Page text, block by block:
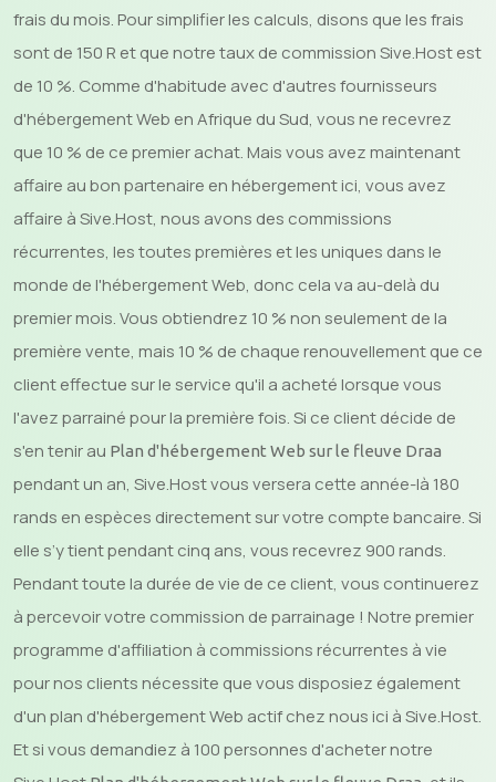
frais du mois. Pour simplifier les calculs, disons que les frais
sont de 150 R et que notre taux de commission Sive.Host est
de 10 %. Comme d'habitude avec d'autres fournisseurs
d'hébergement Web en Afrique du Sud, vous ne recevrez
que 10 % de ce premier achat. Mais vous avez maintenant
affaire au bon partenaire en hébergement ici, vous avez
affaire à Sive.Host, nous avons des commissions
récurrentes, les toutes premières et les uniques dans le
monde de l'hébergement Web, donc cela va au-delà du
premier mois. Vous obtiendrez 10 % non seulement de la
première vente, mais 10 % de chaque renouvellement que ce
client effectue sur le service qu'il a acheté lorsque vous
l'avez parrainé pour la première fois. Si ce client décide de
s'en tenir au Plan d'hébergement Web sur le fleuve Draa
pendant un an, Sive.Host vous versera cette année-là 180
rands en espèces directement sur votre compte bancaire. Si
elle s’y tient pendant cinq ans, vous recevrez 900 rands.
Pendant toute la durée de vie de ce client, vous continuerez
à percevoir votre commission de parrainage ! Notre premier
programme d'affiliation à commissions récurrentes à vie
pour nos clients nécessite que vous disposiez également
d'un plan d'hébergement Web actif chez nous ici à Sive.Host.
Et si vous demandiez à 100 personnes d'acheter notre